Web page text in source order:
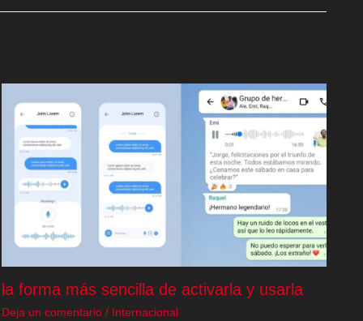
la forma más sencilla de activarla y usarla
Deja un comentario / Internacional